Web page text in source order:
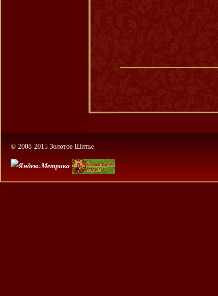
© 2008-2015 Золотое Шитье